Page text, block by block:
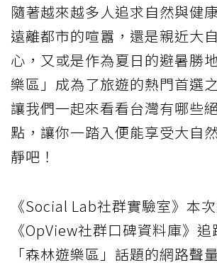
隨著越來越多人追求自然與健
遠離都市的喧囂，還是親近大
心，又或是作為夏日的避暑勝
樂區」成為了旅遊的熱門首選
讓我們一起來看看台灣有哪些
點，讓你一踏入便能享受大自
靜吧！
《Social Lab社群實驗室》本
《OpView社群口碑資料庫》
「森林遊樂區」話題的網路聲